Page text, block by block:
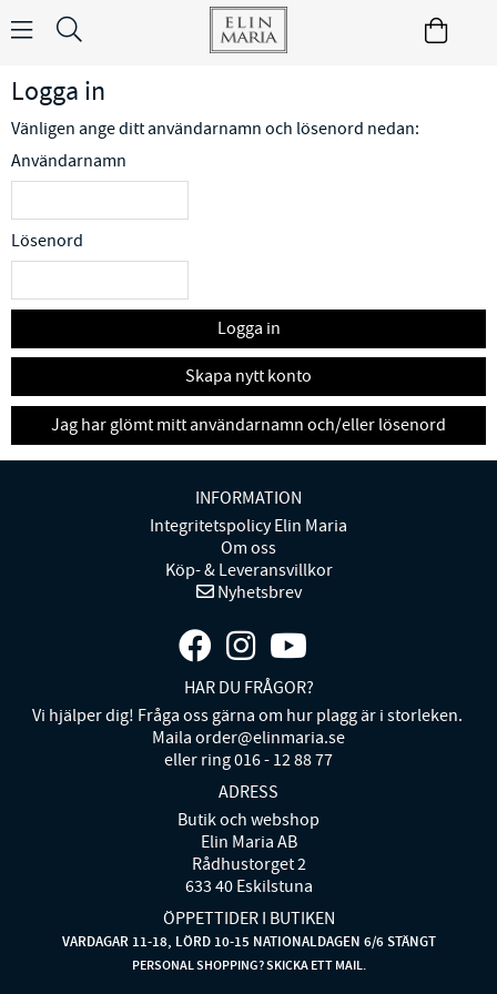
Logga in
Vänligen ange ditt användarnamn och lösenord nedan:
Användarnamn
Lösenord
Logga in
Skapa nytt konto
Jag har glömt mitt användarnamn och/eller lösenord
INFORMATION
Integritetspolicy Elin Maria
Om oss
Köp- & Leveransvillkor
Nyhetsbrev
HAR DU FRÅGOR?
Vi hjälper dig! Fråga oss gärna om hur plagg är i storleken.
Maila order@elinmaria.se
eller ring 016 - 12 88 77
ADRESS
Butik och webshop
Elin Maria AB
Rådhustorget 2
633 40 Eskilstuna
ÖPPETTIDER I BUTIKEN
VARDAGAR 11-18, LÖRD 10-15 NATIONALDAGEN 6/6 STÄNGT
PERSONAL SHOPPING? SKICKA ETT MAIL.